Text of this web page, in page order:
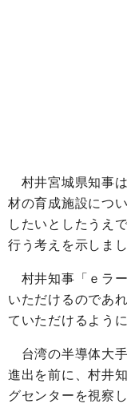
村井宮城県知事
材の育成施設につ
したいとしたうえ
行う考えを示しまし
村井知事「ｅラ
いただけるのであ
ていただけるように
台湾の半導体大
進出を前に、村井
グセンターを視察し